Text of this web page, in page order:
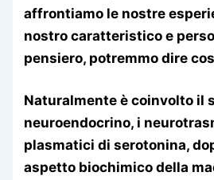
affrontiamo le nostre
nostro caratteristico e
pensiero, potremmo dire
Naturalmente è coinvolto il
neuroendocrino, i
plasmatici di serotonina,
aspetto biochimico della